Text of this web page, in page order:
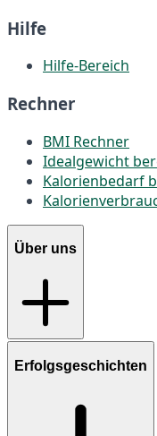
Hilfe
Hilfe-Bereich
Rechner
BMI Rechner
Idealgewicht
Kalorienbedarf
Über uns
Erfolgsgeschichten